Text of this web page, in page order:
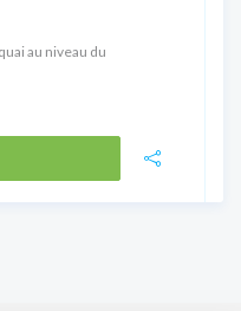
au niveau du